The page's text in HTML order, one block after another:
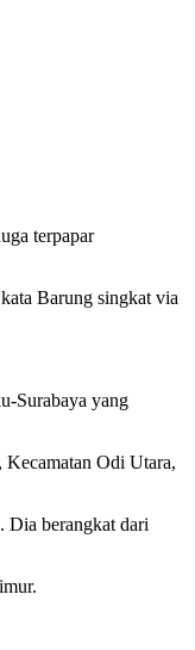
terpapar
Barung singkat via
Surabaya yang
Odi Utara,
Dia berangkat dari